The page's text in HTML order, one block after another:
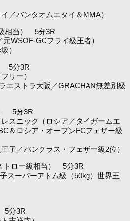
イ／バンタオムエタイ＆MMA）
相当） 5分3R
WSOF-GCフライ級王者）
）
5分3R
リー）
エストラ大阪／GRACHAN無差別級
5分3R
スニック
（ロシア／タイガームエ
＆ロシア・オープンFCフェザー級
子／パンクラス・フェザー級2位）
トロー級相当） 5分3R
スーパーアトム級（50kg）世界王
5分3R